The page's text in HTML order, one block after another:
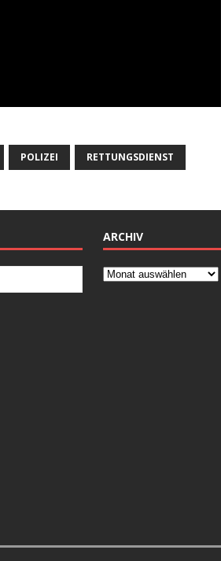
POLIZEI RETTUNGSDIENST
ARCHIV